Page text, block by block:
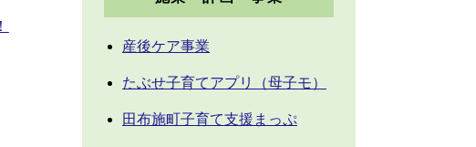
産後ケア事業
たぶせ子育てアプリ（母子モ）
田布施町子育て支援まっぷ